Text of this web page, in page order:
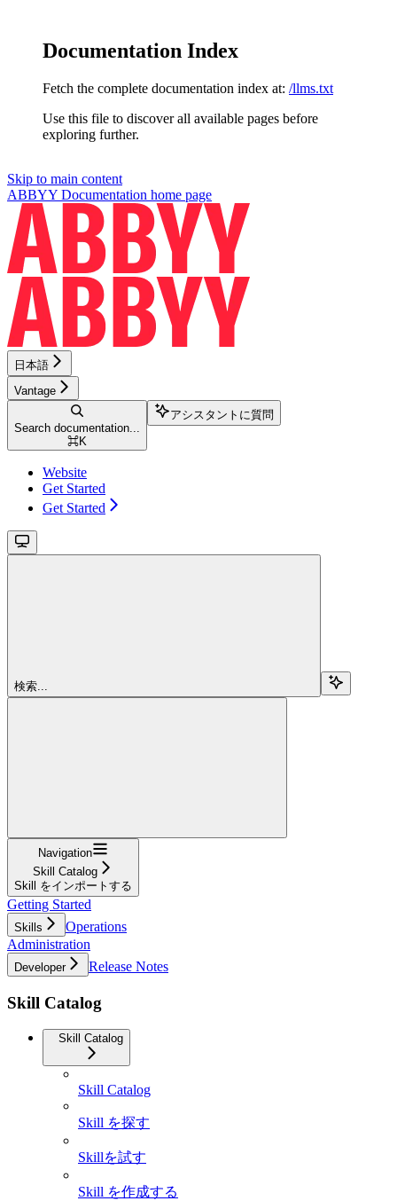
Documentation Index
Fetch the complete documentation index at: /llms.txt
Use this file to discover all available pages before
exploring further.
Skip to main content
ABBYY Documentation home page
日本語
Vantage
Search documentation...
⌘K
アシスタントに質問
Website
Get Started
Get Started
検索...
Navigation
Skill Catalog
Skill をインポートする
Getting Started
Skills
Operations
Administration
Developer Release Notes
Skill Catalog
Skill Catalog
Skill Catalog
Skill を探す
Skillを試す
Skill を作成する